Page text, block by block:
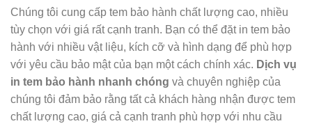
Chúng tôi cung cấp tem bảo hành chất lượng cao, nhiều
tùy chọn với giá rất cạnh tranh. Bạn có thể đặt in tem bảo
hành với nhiều vật liệu, kích cỡ và hình dạng để phù hợp
với yêu cầu bảo mật của bạn một cách chính xác. Dịch vụ
in tem bảo hành nhanh chóng và chuyên nghiệp của
chúng tôi đảm bảo rằng tất cả khách hàng nhận được tem
chất lượng cao, giá cả cạnh tranh phù hợp với nhu cầu